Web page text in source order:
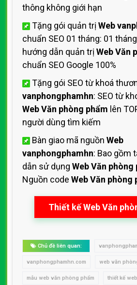
thông không giới hạn
Tặng gói quản trị Web
chuẩn SEO 01 tháng: 01
hướng dẫn quản trị Web Văn
chuẩn SEO Google 100%
Tặng gói SEO từ khoá
vanphongphamhn: SEO từ
Web Văn phòng phẩm lên
người dùng tìm kiếm
Bàn giao mã nguồn Web
vanphongphamhn: Bao gồm
dẫn sử dụng Web Văn phòng
Nguồn code Web Văn phòng
Thiết kế Web Văn
Chủ đề liên quan:
vanphongphamhn.com web văn
mẫu web văn phòng phẩm thiết kế